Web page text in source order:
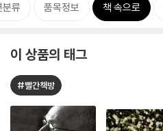
분류 품목정보 책 속으로
이 상품의 태그
#빨간책방